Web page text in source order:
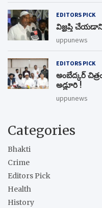
EDITORS PICK
విజ్ఞప్తి
uppunews
EDITORS PICK
అంబేద్కర్
అడ్లూరి !
uppunews
Categories
Bhakti
Crime
Editors Pick
Health
History